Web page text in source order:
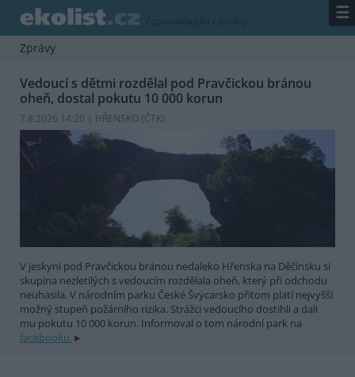
/ zpravodajství / zprávy ☰
Zprávy
Vedoucí s dětmi rozdělal pod Pravčickou bránou
oheň, dostal pokutu 10 000 korun
7.8.2026 14:20 | HŘENSKO (ČTK)
V jeskyni pod Pravčickou bránou nedaleko Hřenska na Děčínsku si
skupina nezletilých s vedoucím rozdělala oheň, který při odchodu
neuhasila. V národním parku České Švýcarsko přitom platí nejvyšší
možný stupeň požárního rizika. Strážci vedoucího dostihli a dali
mu pokutu 10 000 korun. Informoval o tom národní park na
facebooku.